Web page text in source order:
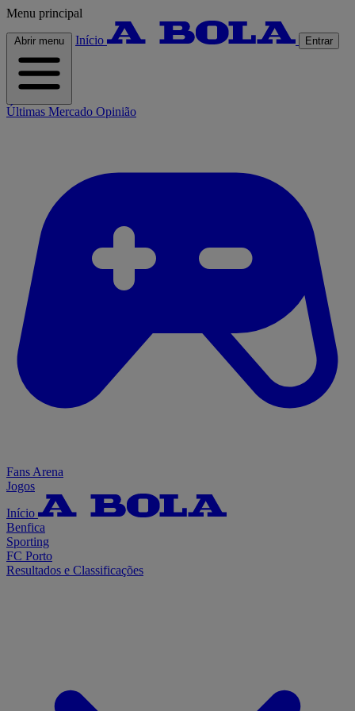
Menu principal
Abrir menu Início Entrar
Últimas Mercado Opinião
Fans Arena
Jogos
Início
Benfica
Sporting
FC Porto
Resultados e Classificações